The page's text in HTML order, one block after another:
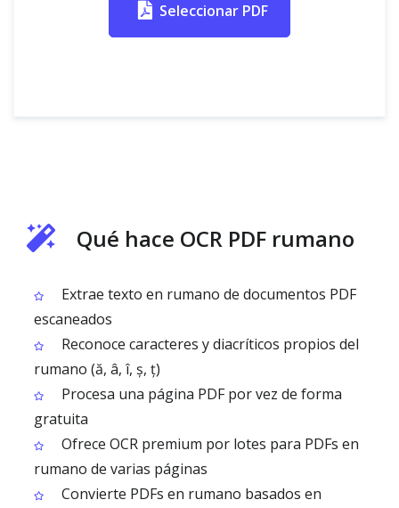
Seleccionar PDF
Qué hace OCR PDF rumano
Extrae texto en rumano de documentos PDF
escaneados
Reconoce caracteres y diacríticos propios del
rumano (ă, â, î, ș, ț)
Procesa una página PDF por vez de forma
gratuita
Ofrece OCR premium por lotes para PDFs en
rumano de varias páginas
Convierte PDFs en rumano basados en